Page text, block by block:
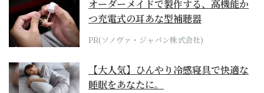
オーダーメイドで製作する、高機能か
つ充電式の耳あな型補聴器
PR(ソノヴァ・ジャパン株式会社)
【大人気】ひんやり冷感寝具で快適な
睡眠をあなたに。